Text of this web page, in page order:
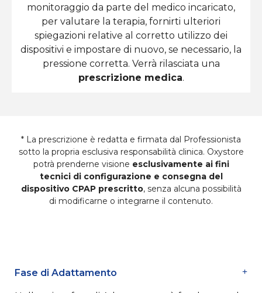
monitoraggio da parte del medico incaricato,
per valutare la terapia, fornirti ulteriori
spiegazioni relative al corretto utilizzo dei
dispositivi e impostare di nuovo, se necessario, la
pressione corretta. Verrà rilasciata una
prescrizione medica.
* La prescrizione è redatta e firmata dal Professionista
sotto la propria esclusiva responsabilità clinica. Oxystore
potrà prenderne visione esclusivamente ai fini
tecnici di configurazione e consegna del
dispositivo CPAP prescritto, senza alcuna possibilità
di modificarne o integrarne il contenuto.
Fase di Adattamento